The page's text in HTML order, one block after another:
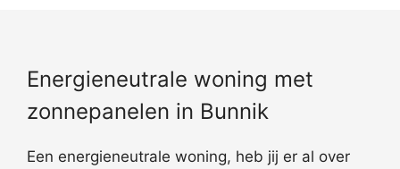
Energieneutrale woning met
zonnepanelen in Bunnik
Een energieneutrale woning, heb jij er al over